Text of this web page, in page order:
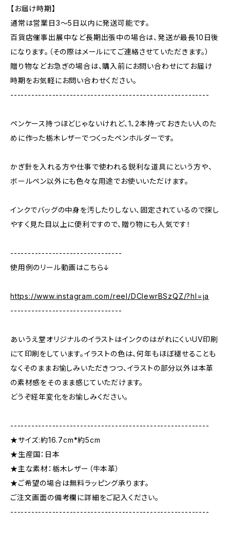
【お届け時期】
通常は営業日3〜5日以内に発送可能です。
百貨店催事出展中など長期出張中の場合は、発送が最長10日後
になります。（その際はメールにてご連絡させていただきます。）
贈り物などお急ぎの場合は、購入前にお問い合わせにてお届け
時期をお気軽にお問い合わせください。
---------------------------------------------------------
ペンケース持つほどじゃないけれど、1、2本持っておきたい人のた
めに作った栃木レザーでつくったペンホルダーです。
かぎ針を入れる方や仕事で使われる鋭利な道具にという方や、
ボールペン以外にも色々な用途でお使いいただけます。
インクでバッグの中身を汚したりしない、固定されているので探し
やすく見た目以上に便利ですので、贈り物にも人気です！
--------------------------------
使用例のリール動画はこちら↓
https://www.instagram.com/reel/DClewrBSzQZ/?hl=ja
--------------------------------
あいうえ堂オリジナルのイラストはインクのはがれにくいUV印刷
にて印刷をしています。イラストの色は、何年もほぼ褪せることも
なくそのままお愉しみいただきつつ、イラストの部分以外は本革
の素材感をそのまま感じていただけます。
どうぞ経年変化をお愉しみください。
---------------------------------------------------------
★サイズ:約16.7cm*約5cm
★生産国：日本
★主な素材：栃木レザー（牛本革）
★ご希望の場合は無料ラッピング承ります。
ご注文画面の備考欄に詳細をご記入ください。
---------------------------------------------------------